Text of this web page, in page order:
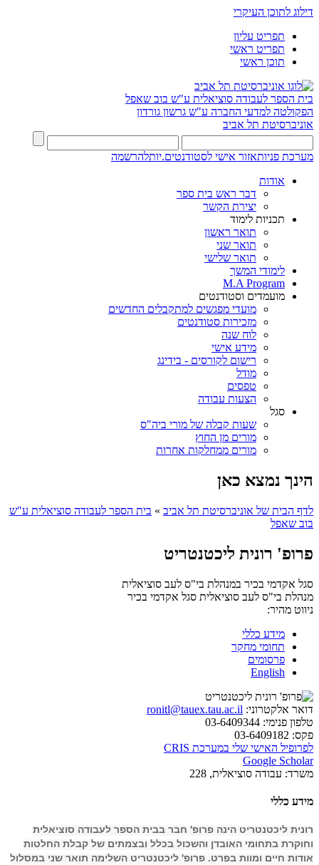
דילוג לתוכן העיקרי
תפריט עליון
תפריט ראשי
תוכן ראשי
בית הספר לעבודה סוציאלית ע"ש בוב שאפל
הפקולטה למדעי החברה ע"ש גרשון גורדון
אוניברסיטת תל אביב
מערכת פניותאזור אישי לסטודנטים.יותלהרשמה
אודות
דבר ראש בית ספר
יצירת הקשר
תכניות לימוד
תואר ראשון
תואר שני
תואר שלישי
לימודי המשך
M.A Program
מועמדים וסטודנטים
מועדי מפגשים למתקבלים החדשים
מזכירות סטודנטים
לוח שנה
מידע אישי
רישום לקורסים - בידינג
מודל
טפסים
הצעות עבודה
סגל
שעות קבלה של מורי ביה"ס
מורים מן החוץ
מורים ממחלקות אחרות
הינך נמצא כאן
לדף הבית של אוניברסיטת תל אביב » בית הספר לעבודה סוציאלית ע"ש
בוב שאפל
פרופ' רונית ליכטנטריט
סגל אקדמי בכיר במנהלת בי"ס לעב סוציאלית
מנהלת בי"ס לעב סוציאלית סגל אקדמי בכיר
ניווט מהיר:
מידע כללי
תחומי מחקר
פרסומים
English
דואר אלקטרוני: ronitl@tauex.tau.ac.il
טלפון פנימי:
פקס:
לפרופיל האישי שלי במערכת CRIS
Google Scholar
משרד: עבודה סוציאלית, 228
מידע כללי
רונית ליכטנטריט הינה פרופ' חבר בבית הספר לעבודה סוציאלית
וחוקרת בתחומי האובדן והשכול בכלל ובצמתים של קבלת החלטות
אודות חיים ומוות בפרט. פרופ' ליכטנטריט השלימה תואר שני במסלול